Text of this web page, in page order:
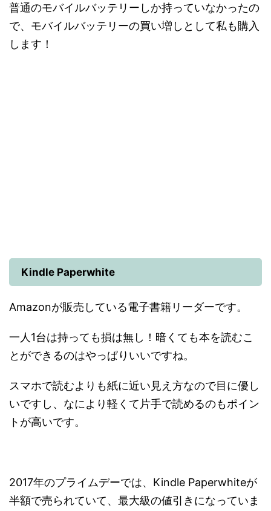
普通のモバイルバッテリーしか持っていなかったの
で、モバイルバッテリーの買い増しとして私も購入
します！
Kindle Paperwhite
Amazonが販売している電子書籍リーダーです。
一人1台は持っても損は無し！暗くても本を読むこ
とができるのはやっぱりいいですね。
スマホで読むよりも紙に近い見え方なので目に優し
いですし、なにより軽くて片手で読めるのもポイン
トが高いです。
2017年のプライムデーでは、Kindle Paperwhiteが
半額で売られていて、最大級の値引きになっていま